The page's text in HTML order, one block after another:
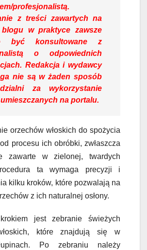
profesjonalistą.
z treści zawartych na
w praktyce zawsze
być konsultowane z
o odpowiednich
Redakcja i wydawcy
nie są w żaden sposób
za wykorzystanie
na portalu.
orzechów włoskich do spożycia
procesu ich obróbki, zwłaszcza
zawarte w zielonej, twardych
ta wymaga precyzji i
kilku kroków, które pozwalają na
z ich naturalnej osłony.
jest zebranie świeżych
które znajdują się w
Po zebraniu należy